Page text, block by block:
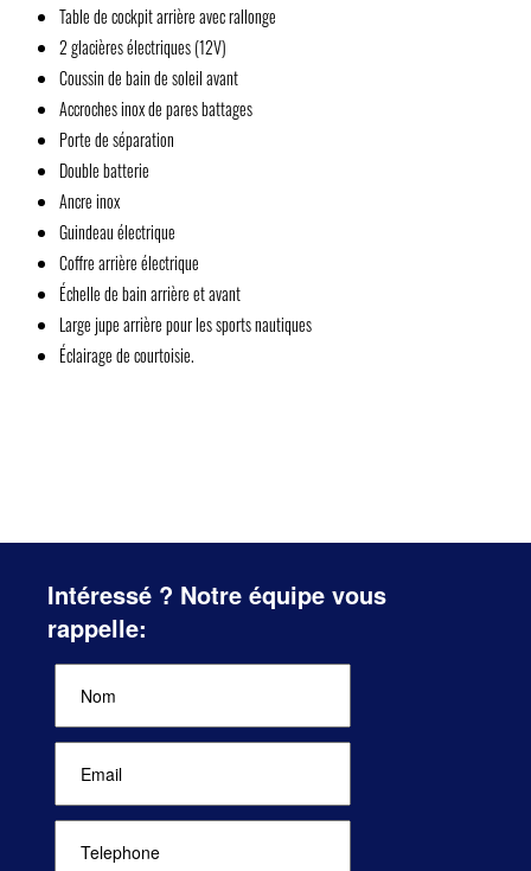
Table de cockpit arrière avec rallonge
2 glacières électriques (12V)
Coussin de bain de soleil avant
Accroches inox de pares battages
Porte de séparation
Double batterie
Ancre inox
Guindeau électrique
Coffre arrière électrique
Échelle de bain arrière et avant
Large jupe arrière pour les sports nautiques
Éclairage de courtoisie.
Intéressé ? Notre équipe vous
rappelle: